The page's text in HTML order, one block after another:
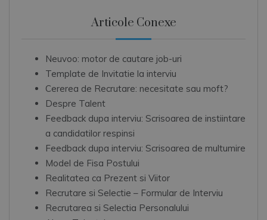
Articole Conexe
Neuvoo: motor de cautare job-uri
Template de Invitatie la interviu
Cererea de Recrutare: necesitate sau moft?
Despre Talent
Feedback dupa interviu: Scrisoarea de instiintare
a candidatilor respinsi
Feedback dupa interviu: Scrisoarea de multumire
Model de Fisa Postului
Realitatea ca Prezent si Viitor
Recrutare si Selectie – Formular de Interviu
Recrutarea si Selectia Personalului